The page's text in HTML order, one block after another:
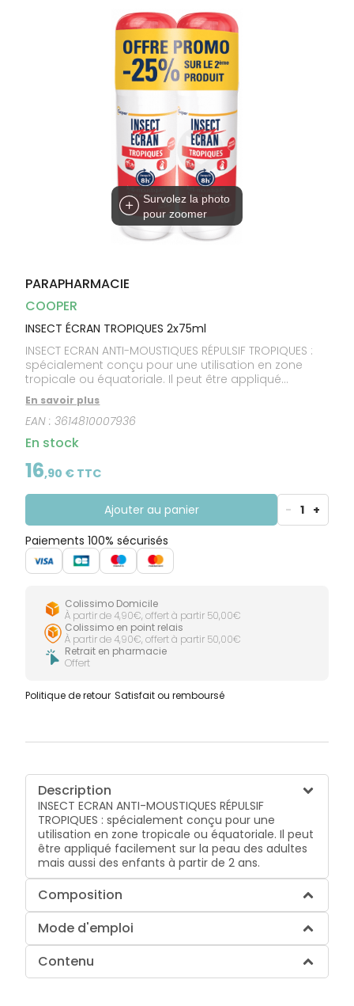
Survolez la photo
pour zoomer
PARAPHARMACIE
COOPER
INSECT ÉCRAN TROPIQUES 2x75ml
INSECT ECRAN ANTI-MOUSTIQUES RÉPULSIF TROPIQUES :
spécialement conçu pour une utilisation en zone
tropicale ou équatoriale. Il peut être appliqué
facilement sur la peau des adultes mais aussi des
enfants à partir de 2 ans.
En savoir plus
EAN :3614810007936
En stock
16,90 € TTC
Ajouter au panier - 1 +
Paiements 100% sécurisés
Colissimo Domicile
À partir de 4,90€, offert à partir 50,00€
Colissimo en point relais
À partir de 4,90€, offert à partir 50,00€
Retrait en pharmacie
Offert
Politique de retour Satisfait ou remboursé
Description
INSECT ECRAN ANTI-MOUSTIQUES RÉPULSIF
TROPIQUES : spécialement conçu pour une
utilisation en zone tropicale ou équatoriale. Il peut
être appliqué facilement sur la peau des adultes
mais aussi des enfants à partir de 2 ans.
Composition
Mode d'emploi
Contenu